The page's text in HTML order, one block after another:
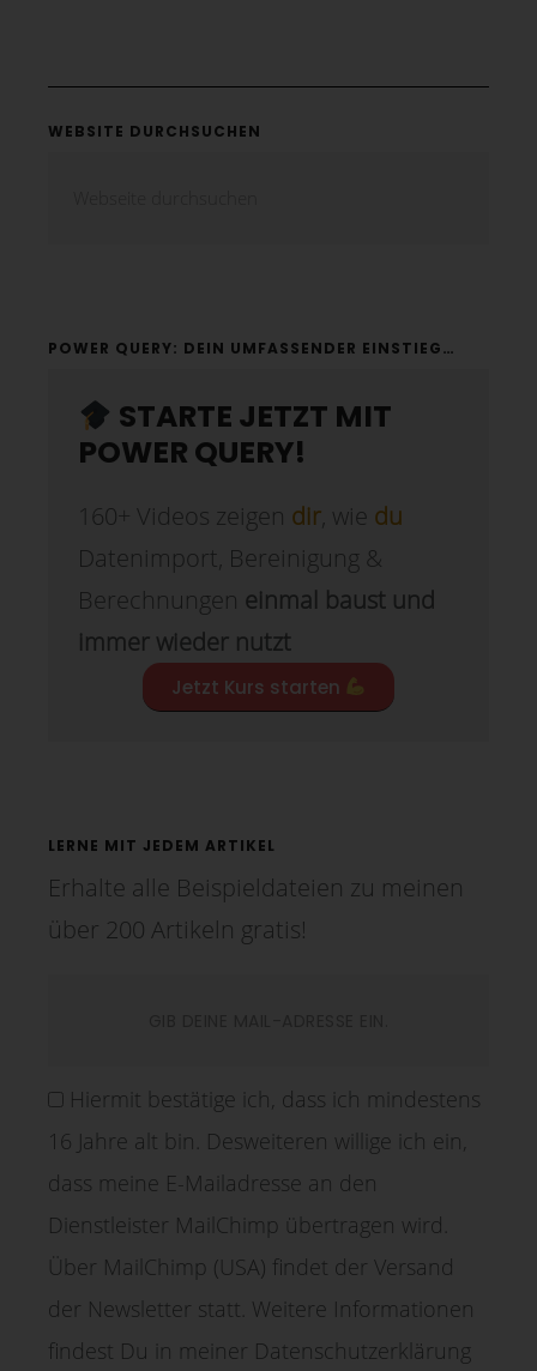
WEBSITE DURCHSUCHEN
POWER QUERY: DEIN UMFASSENDER EINSTIEG…
STARTE JETZT MIT
POWER QUERY!
160+ Videos zeigen dir, wie du
Datenimport, Bereinigung &
Berechnungen einmal baust und
immer wieder nutzt
Jetzt Kurs starten
LERNE MIT JEDEM ARTIKEL
Erhalte alle Beispieldateien zu meinen
über 200 Artikeln gratis!
Hiermit bestätige ich, dass ich mindestens
16 Jahre alt bin. Desweiteren willige ich ein,
dass meine E-Mailadresse an den
Dienstleister MailChimp übertragen wird.
Über MailChimp (USA) findet der Versand
der Newsletter statt. Weitere Informationen
findest Du in meiner Datenschutzerklärung